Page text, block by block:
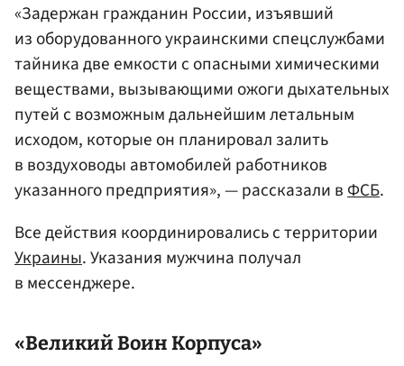
«Задержан гражданин России, изъявший
из оборудованного украинскими спецслужбами
тайника две емкости с опасными химическими
веществами, вызывающими ожоги дыхательных
путей с возможным дальнейшим летальным
исходом, которые он планировал залить
в воздуховоды автомобилей работников
указанного предприятия», — рассказали вФСБ.
Все действия координировались с территории
Украины. Указания мужчина получал
в мессенджере.
«Великий Воин Корпуса»